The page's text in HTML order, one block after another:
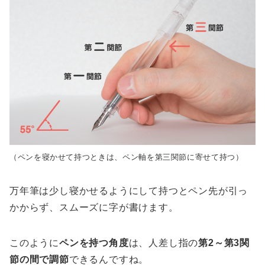
（ペンを寝かせて持つときは、ペン軸を第三関節に寄せて持つ）
万年筆は少し寝かせるようにして持つとペン先が引っ
かからず、スムーズに字が書けます。
このようにペンを持つ角度は、人差し指の第2～第3関
節の間で調節できるんですね。